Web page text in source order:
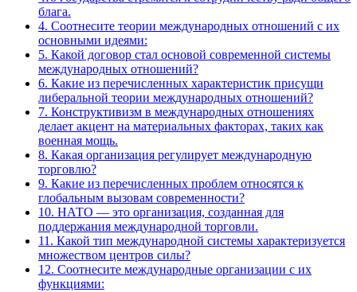
блага.
4. Соотнесите теории международных отношений с их
основными идеями:
5. Какой договор стал основой современной системы
международных отношений?
6. Какие из перечисленных характеристик присущи
либеральной теории международных отношений?
7. Конструктивизм в международных отношениях
делает акцент на материальных факторах, таких как
военная мощь.
8. Какая организация регулирует международную
торговлю?
9. Какие из перечисленных проблем относятся к
глобальным вызовам современности?
10. НАТО — это организация, созданная для
поддержания международной торговли.
11. Какой тип международной системы характеризуется
множеством центров силы?
12. Соотнесите международные организации с их
функциями: